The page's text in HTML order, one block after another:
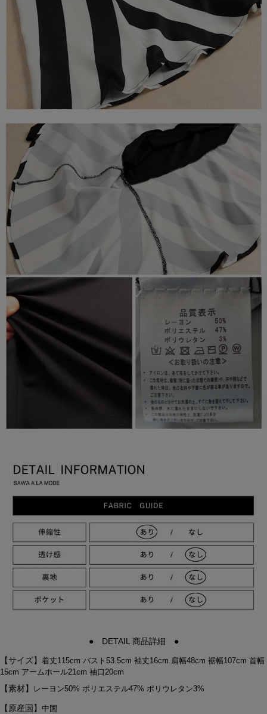
● DETAIL 商品詳細 ●
【サイズ】 着丈115cm バスト53.5cm 袖丈16cm 肩幅48cm 裾幅107cm 首幅
15cm アームホール21cm 袖口20cm
【素材】 レーヨン50% ポリエステル47% ポリウレタン3%
【原産国】 中国